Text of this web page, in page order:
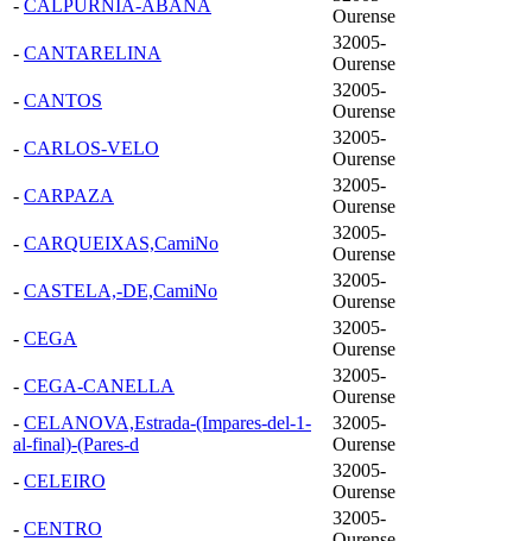
- CALPURNIA-ABANA
Ourense
- CANTARELINA
32005-
Ourense
- CANTOS
32005-
Ourense
- CARLOS-VELO
32005-
Ourense
- CARPAZA
32005-
Ourense
- CARQUEIXAS,CamiNo
32005-
Ourense
- CASTELA,-DE,CamiNo
32005-
Ourense
- CEGA
32005-
Ourense
- CEGA-CANELLA
32005-
Ourense
- CELANOVA,Estrada-(Impares-del-1-
al-final)-(Pares-d
32005-
Ourense
- CELEIRO
32005-
Ourense
- CENTRO
32005-